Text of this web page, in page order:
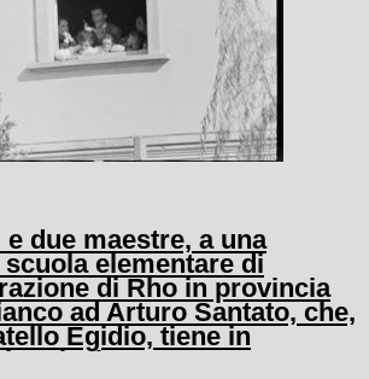
due maestre, a una
elementare di
di Rho in provincia
ad Arturo Santato, che,
Egidio, tiene in
e le maestre